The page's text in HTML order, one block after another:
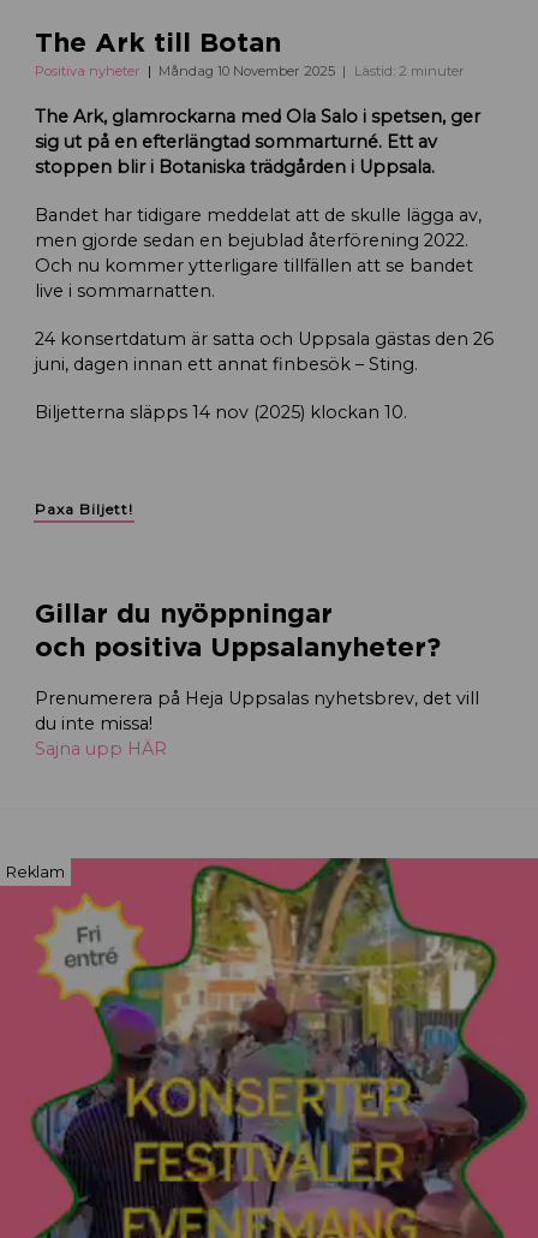
The Ark till Botan
Positiva nyheter Måndag 10 November 2025 Lästid: 2 minuter
The Ark, glamrockarna med Ola Salo i spetsen, ger
sig ut på en efterlängtad sommarturné. Ett av
stoppen blir i Botaniska trädgården i Uppsala.
Bandet har tidigare meddelat att de skulle lägga av,
men gjorde sedan en bejublad återförening 2022.
Och nu kommer ytterligare tillfällen att se bandet
live i sommarnatten.
24 konsertdatum är satta och Uppsala gästas den 26
juni, dagen innan ett annat finbesök – Sting.
Biljetterna släpps 14 nov (2025) klockan 10.
Paxa Biljett!
Gillar du nyöppningar
och positiva Uppsalanyheter?
Prenumerera på Heja Uppsalas nyhetsbrev, det vill
du inte missa!
Sajna upp HÄR
Reklam